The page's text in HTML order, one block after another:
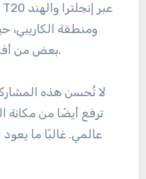
ومنطقة الكاريبي،
بعض من أفضل لاعبي الكريكيت في العالم.
لا تُحسن هذه
ترفع أيضًا من مكانة
عالمي. غالبًا ما يعود